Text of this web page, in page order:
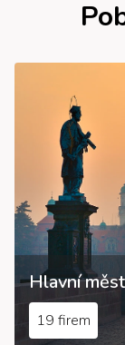
Hlavní
19 firem